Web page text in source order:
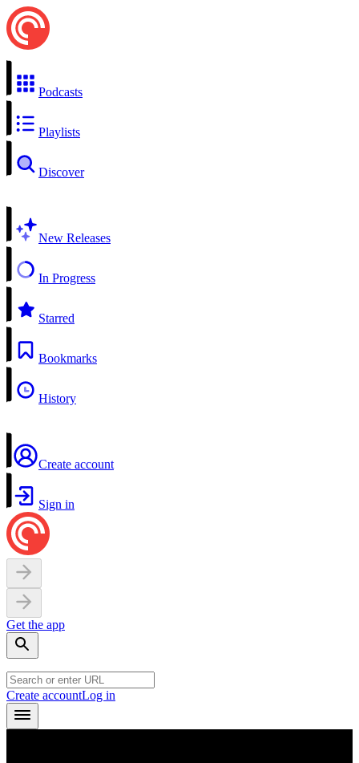
Podcasts
Playlists
Discover
New Releases
In Progress
Starred
Bookmarks
History
Create account
Sign in
Get the app
Create accountLog in